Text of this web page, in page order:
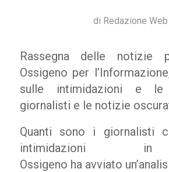
di Redazione Web
Rassegna delle notizie
Ossigeno per
sulle intimidazioni e
giornalisti e le notizie
Quanti sono i giornalisti
intimidazioni
Ossigeno ha avviato